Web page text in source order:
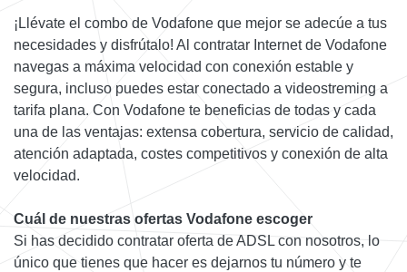
¡Llévate el combo de Vodafone que mejor se adecúe a tus
necesidades y disfrútalo! Al contratar Internet de Vodafone
navegas a máxima velocidad con conexión estable y
segura, incluso puedes estar conectado a videostreming a
tarifa plana. Con Vodafone te beneficias de todas y cada
una de las ventajas: extensa cobertura, servicio de calidad,
atención adaptada, costes competitivos y conexión de alta
velocidad.
Cuál de nuestras ofertas Vodafone escoger
Si has decidido contratar oferta de ADSL con nosotros, lo
único que tienes que hacer es dejarnos tu número y te